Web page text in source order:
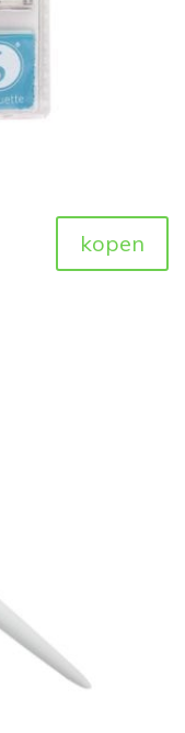
kopen